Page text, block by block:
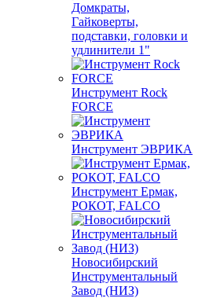
Домкраты,
Гайковерты,
подставки, головки и
удлинители 1"
Инструмент Rock
FORCE
Инструмент ЭВРИКА
Инструмент Ермак,
РОКОТ, FALCO
Новосибирский
Инструментальный
Завод (НИЗ)